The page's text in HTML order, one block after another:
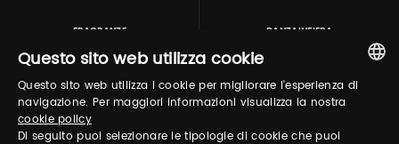
FRAGRANZE DANZAINFIERA
TUTORING & CONSULTING
ITALIAN
Questo sito web utilizza cookie
Questo sito web utilizza i cookie per migliorare l'esperienza di
navigazione. Per maggiori informazioni visualizza la nostra
cookie policy
Di seguito puoi selezionare le tipologie di cookie che puoi